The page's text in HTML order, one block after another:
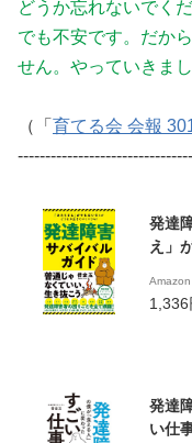
どうか忘れないでく
でも不安です。だか
せん。やっていきまし
（「 育てる会 会報
発達
え」
Amazon
1,336
発達
い仕